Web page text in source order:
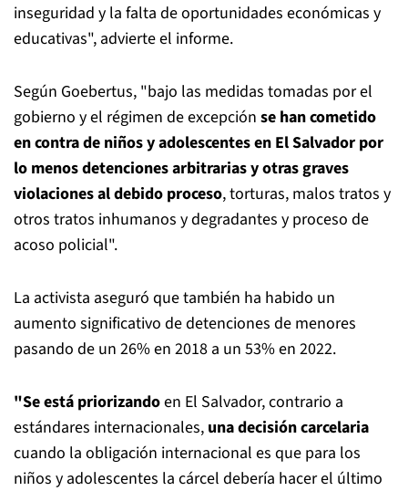
inseguridad y la falta de oportunidades económicas y
educativas", advierte el informe.
Según Goebertus, "bajo las medidas tomadas por el
gobierno y el régimen de excepción se han cometido
en contra de niños y adolescentes en El Salvador por
lo menos detenciones arbitrarias y otras graves
violaciones al debido proceso, torturas, malos tratos y
otros tratos inhumanos y degradantes y proceso de
acoso policial".
La activista aseguró que también ha habido un
aumento significativo de detenciones de menores
pasando de un 26% en 2018 a un 53% en 2022.
"Se está priorizandoen El Salvador, contrario a
estándares internacionales, una decisión carcelaria
cuando la obligación internacional es que para los
niños y adolescentes la cárcel debería hacer el último